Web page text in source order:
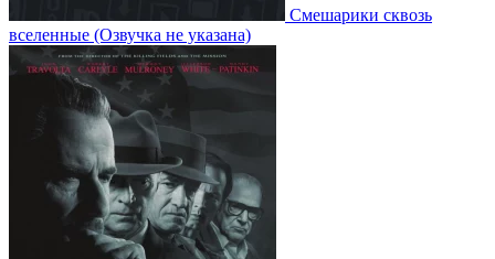
Смешарики сквозь
вселенные (Озвучка не указана)